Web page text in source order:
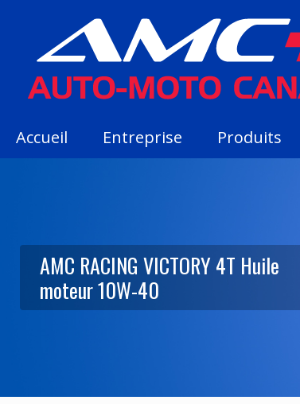
Accueil Entreprise Produits
AMC RACING VICTORY 4T Huile
moteur 10W-40